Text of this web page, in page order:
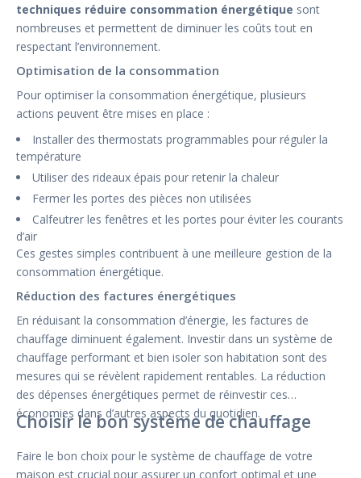
techniques réduire consommation énergétique sont
nombreuses et permettent de diminuer les coûts tout en
respectant l’environnement.
Optimisation de la consommation
Pour optimiser la consommation énergétique, plusieurs
actions peuvent être mises en place :
Installer des thermostats programmables pour réguler la
température
Utiliser des rideaux épais pour retenir la chaleur
Fermer les portes des pièces non utilisées
Calfeutrer les fenêtres et les portes pour éviter les courants
d’air
Ces gestes simples contribuent à une meilleure gestion de la
consommation énergétique.
Réduction des factures énergétiques
En réduisant la consommation d’énergie, les factures de
chauffage diminuent également. Investir dans un système de
chauffage performant et bien isoler son habitation sont des
mesures qui se révèlent rapidement rentables. La réduction
des dépenses énergétiques permet de réinvestir ces
économies dans d’autres aspects du quotidien.
Choisir le bon système de chauffage
Faire le bon choix pour le système de chauffage de votre
maison est crucial pour assurer un confort optimal et une